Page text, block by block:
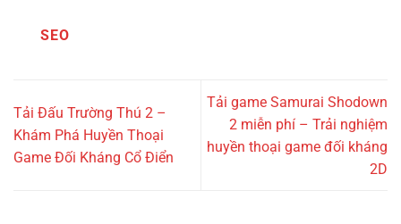
SEO
Tải Đấu Trường Thú 2 –
Khám Phá Huyền Thoại
Game Đối Kháng Cổ Điển
Tải game Samurai Shodown
2 miễn phí – Trải nghiệm
huyền thoại game đối kháng
2D